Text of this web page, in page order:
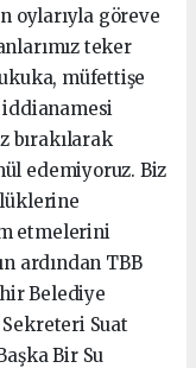
oylarıyla göreve
teker
müfettişe
iddianamesi
bırakılarak
edemiyoruz. Biz
etmelerini
ardından TBB
Belediye
Sekreteri Suat
Bir Su